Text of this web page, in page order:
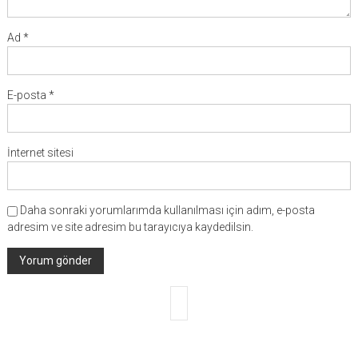
Ad *
E-posta *
İnternet sitesi
Daha sonraki yorumlarımda kullanılması için adım, e-posta
adresim ve site adresim bu tarayıcıya kaydedilsin.